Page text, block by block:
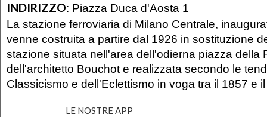
INDIRIZZO: Piazza Duca d'Aosta 1
La stazione ferroviaria di Milano Centrale,
venne costruita a partire dal 1926 in sostituzione
stazione situata nell'area dell'odierna piazza della
dell'architetto Bouchot e realizzata secondo le
Classicismo e dell'Eclettismo in voga tra il 1857 e
LE NOSTRE APP